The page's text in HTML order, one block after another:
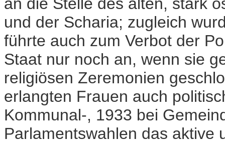
und der Scharia; zugleich
führte auch zum Verbot der
Staat nur noch an, wenn sie
religiösen Zeremonien
erlangten Frauen auch
Kommunal-, 1933 bei
Parlamentswahlen das aktive